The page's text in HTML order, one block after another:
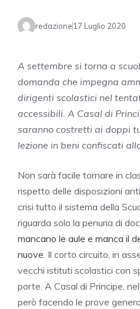
redazione 17 Luglio 2020
A settembre si torna a
domanda che impegna
dirigenti scolastici nel
accessibili. A Casal di
saranno costretti ai doppi
lezione in beni confiscati
Non sarà facile tornare in
rispetto delle disposizioni
crisi tutto il sistema della
riguarda solo la penuria di
mancano le aule e manca il
nuove. Il corto circuito, in
vecchi istituti scolastici con
porte. A Casal di Principe,
però facendo le prove